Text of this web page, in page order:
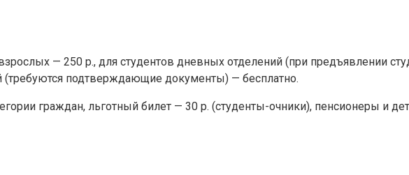
— 250 р., для студентов дневных отделений (при предъявлении
подтверждающие документы) — бесплатно.
граждан, льготный билет — 30 р. (студенты-очники), пенсионеры и